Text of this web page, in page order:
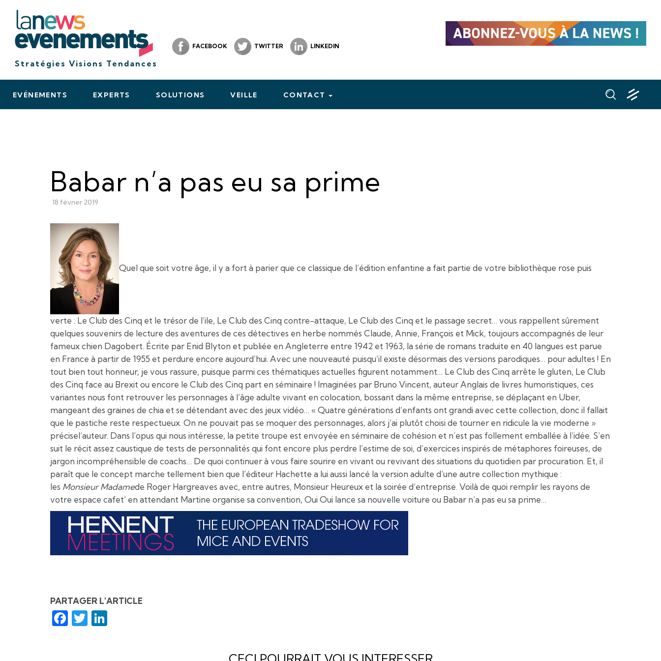
Stratégies Visions Tendances
FACEBOOK TWITTER LINKEDIN
EVÉNEMENTS EXPERTS SOLUTIONS VEILLE CONTACT
Babar n’a pas eu sa prime
18 février 2019
Quel que soit votre âge, il y a fort à parier que ce classique de l’édition enfantine a fait partie de votre bibliothèque rose puis
verte : Le Club des Cinq et le trésor de l’ile, Le Club des Cinq contre-attaque, Le Club des Cinq et le passage secret… vous rappellent sûrement
quelques souvenirs de lecture des aventures de ces détectives en herbe nommés Claude, Annie, François et Mick, toujours accompagnés de leur
fameux chien Dagobert. Écrite par Enid Blyton et publiée en Angleterre entre 1942 et 1963, la série de romans traduite en 40 langues est parue
en France à partir de 1955 et perdure encore aujourd’hui. Avec une nouveauté puisqu’il existe désormais des versions parodiques… pour adultes ! En
tout bien tout honneur, je vous rassure, puisque parmi ces thématiques actuelles figurent notamment… Le Club des Cinq arrête le gluten, Le Club
des Cinq face au Brexit ou encore le Club des Cinq part en séminaire ! Imaginées par Bruno Vincent, auteur Anglais de livres humoristiques, ces
variantes nous font retrouver les personnages à l’âge adulte vivant en colocation, bossant dans la même entreprise, se déplaçant en Uber,
mangeant des graines de chia et se détendant avec des jeux vidéo… « Quatre générations d’enfants ont grandi avec cette collection, donc il fallait
que le pastiche reste respectueux. On ne pouvait pas se moquer des personnages, alors j’ai plutôt choisi de tourner en ridicule la vie moderne »
précisel’auteur. Dans l’opus qui nous intéresse, la petite troupe est envoyée en séminaire de cohésion et n’est pas follement emballée à l’idée. S’en
suit le récit assez caustique de tests de personnalités qui font encore plus perdre l’estime de soi, d’exercices inspirés de métaphores foireuses, de
jargon incompréhensible de coachs… De quoi continuer à vous faire sourire en vivant ou revivant des situations du quotidien par procuration. Et, il
paraît que le concept marche tellement bien que l’éditeur Hachette a lui aussi lancé la version adulte d’une autre collection mythique :
les Monsieur Madamede Roger Hargreaves avec, entre autres, Monsieur Heureux et la soirée d’entreprise. Voilà de quoi remplir les rayons de
votre espace cafet’ en attendant Martine organise sa convention, Oui Oui lance sa nouvelle voiture ou Babar n’a pas eu sa prime…
PARTAGER L'ARTICLE
Facebook
Twitter